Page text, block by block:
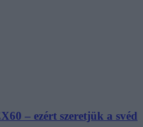
– ezért szeretjük a svéd